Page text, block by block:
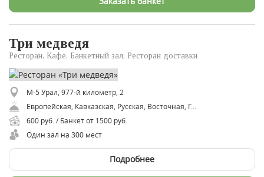
Три медведя
Ресторан, Кафе, Банкетный зал, Ресторан доставки
М-5 Урал, 977-й километр, 2
Европейская, Кавказская, Русская, Восточная, Грузинская, Советская
600 руб. / Банкет от 1500 руб.
Один зал на 300 мест
Подробнее